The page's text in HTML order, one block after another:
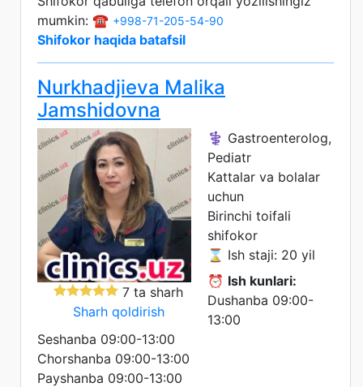
mumkin: ☎️ +998-71-205-54-90
Shifokor haqida batafsil
Nurkhadjieva Malika
Jamshidovna
7 ta sharh
Sharh qoldirish
⚕️ Gastroenterolog,
Pediatr
Kattalar va bolalar
uchun
Birinchi toifali
shifokor
⌛ Ish staji: 20 yil
⏰ Ish kunlari:
Dushanba 09:00-
13:00
Seshanba 09:00-13:00
Chorshanba 09:00-13:00
Payshanba 09:00-13:00